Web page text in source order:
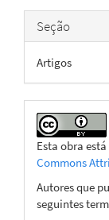
Seção
Artigos
Esta obra
Commons
Autores que
seguintes